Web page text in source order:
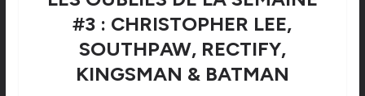
#3 : CHRISTOPHER LEE,
SOUTHPAW, RECTIFY,
KINGSMAN & BATMAN